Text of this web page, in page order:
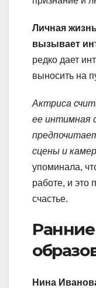
Личная
вызывает
редко дает
выносить на
Актриса
ее интимная
сцены и
упоминала,
работе, и это
счастье.
Нина